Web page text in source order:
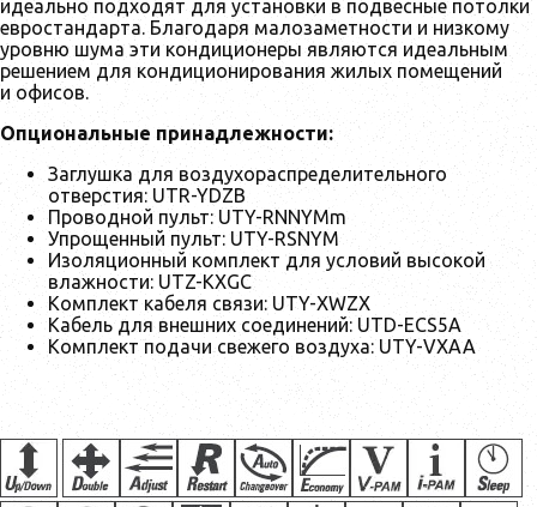
идеально подходят для установки в подвесные потолки
евростандарта. Благодаря малозаметности и низкому
уровню шума эти кондиционеры являются идеальным
решением для кондиционирования жилых помещений
и офисов.
Опциональные принадлежности:
Заглушка для воздухораспределительного
отверстия: UTR-YDZB
Проводной пульт: UTY-RNNYMm
Упрощенный пульт: UTY-RSNYM
Изоляционный комплект для условий высокой
влажности: UTZ-KXGC
Комплект кабеля связи: UTY-XWZX
Кабель для внешних соединений: UTD-ECS5A
Комплект подачи свежего воздуха: UTY-VXAA